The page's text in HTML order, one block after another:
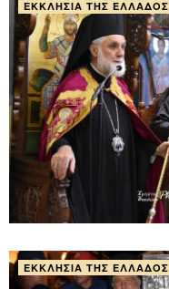
ΕΚΚΛΗΣΊΑ ΤΗΣ ΕΛΛΆΔΟΣ
ΕΚΚΛΗΣΊΑ ΤΗΣ ΕΛΛΆΔΟΣ